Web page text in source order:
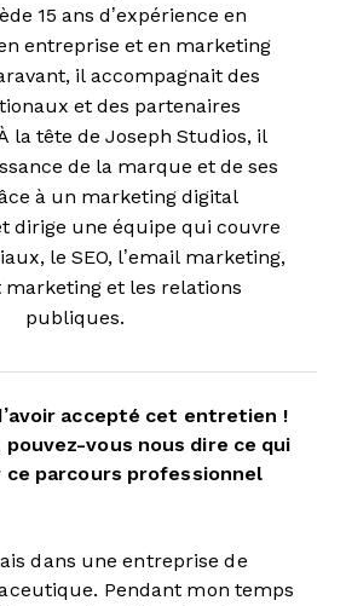
15 ans d’expérience en
entreprise et en marketing
il accompagnait des
et des partenaires
la tête de Joseph Studios, il
de la marque et de ses
à un marketing digital
dirige une équipe qui couvre
le SEO, l’email marketing,
marketing et les relations
publiques.
accepté cet entretien !
pouvez-vous nous dire ce qui
ce parcours professionnel
dans une entreprise de
Pendant mon temps